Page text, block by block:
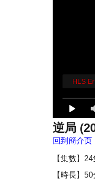
HLS
逆局
回到簡介页
【集數】
【時長】